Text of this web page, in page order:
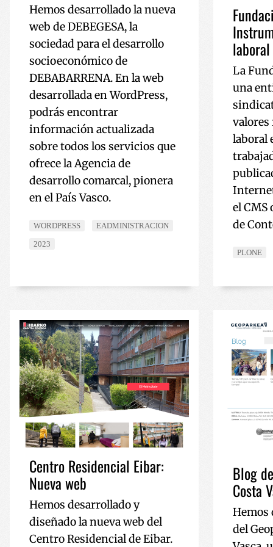
Hemos desarrollado la nueva
web de DEBEGESA, la
sociedad para el desarrollo
socioeconómico de
DEBABARRENA. En la web
desarrollada en WordPress,
podrás encontrar
información actualizada
sobre todos los servicios que
ofrece la Agencia de
desarrollo comarcal, pionera
en el País Vasco.
WORDPRESS
EADMINISTRACION
2023
laboral
La
una
valores
laboral
el CMS
de
PLONE
Centro Residencial Eibar:
Nueva web
Hemos desarrollado y
diseñado la nueva web del
Centro Residencial de Eibar.
Blog
Costa
Hemos
del
_GRECAPTCHA
Nombre
_ga_R9RG1DCR03
Nombre
__Secure-YNID
VISITOR_INFO1_LIVE
Nombre
sc_is_visitor_unique